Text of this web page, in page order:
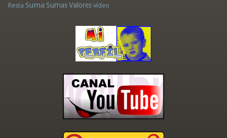
Resta Suma Sumas Valores vídeo